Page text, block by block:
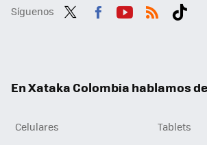
Síguenos
En Xataka Colombia hablamos
Celulares
Tablets